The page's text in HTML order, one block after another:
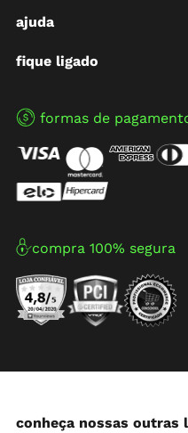
ajuda
fique ligado
formas de
compra 100% segura
conheça nossas outras